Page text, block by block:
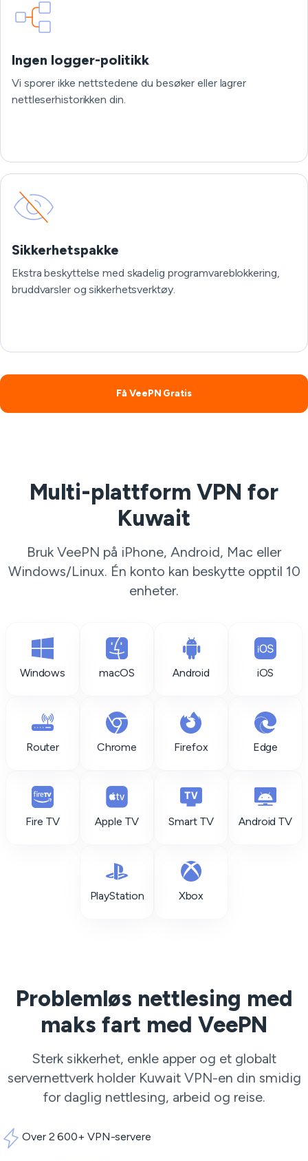
Ingen logger-politikk
Vi sporer ikke nettstedene du besøker eller lagrer
nettleserhistorikken din.
Sikkerhetspakke
Ekstra beskyttelse med skadelig programvareblokkering,
bruddvarsler og sikkerhetsverktøy.
Få VeePN Gratis
Multi-plattform VPN for
Kuwait
Bruk VeePN på iPhone, Android, Mac eller
Windows/Linux. Én konto kan beskytte opptil 10
enheter.
Windows macOS Android iOS
Router Chrome Firefox Edge
Fire TV Apple TV Smart TV Android TV
PlayStation Xbox
Problemløs nettlesing med
maks fart med VeePN
Sterk sikkerhet, enkle apper og et globalt
servernettverk holder Kuwait VPN-en din smidig
for daglig nettlesing, arbeid og reise.
Over 2 600+ VPN-servere